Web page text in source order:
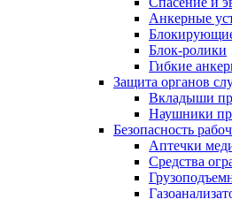
Анкерные
Блок-ролики
Гибкие
Защита органов
Вкладыши
Наушники
Безопасность
Аптечки
Средства